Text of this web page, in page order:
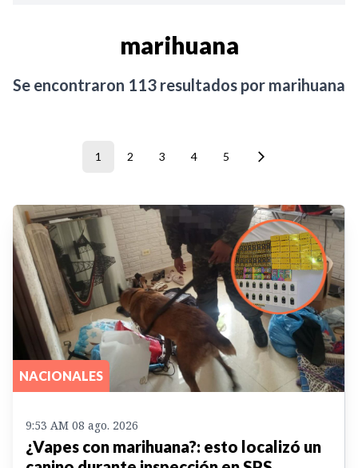
marihuana
Se encontraron 113 resultados por marihuana
1 2 3 4 5
NACIONALES
9:53 AM 08 ago. 2026
¿Vapes con marihuana?: esto localizó un